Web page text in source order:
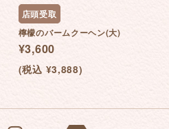
店頭受取
檸檬のバームクーヘン(大)
¥3,600
(税込 ¥3,888)